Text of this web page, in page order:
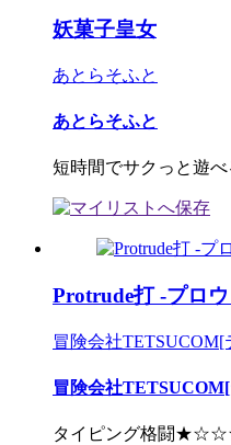
妖菓子皇女
あとらそふと
あとらそふと
短時間でサクっと遊
Protrude打 -プロ
冒険会社TETSUCOM[
冒険会社
タイピング格闘